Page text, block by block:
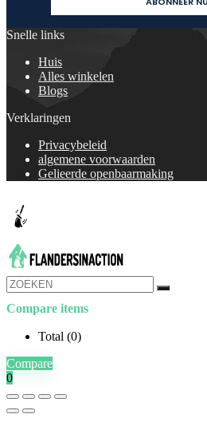
Snelle links
Huis
Alles winkelen
Blogs
Verklaringen
Privacybeleid
algemene voorwaarden
Gelieerde openbaarmaking
Compare items
Total (0)
Compare
0